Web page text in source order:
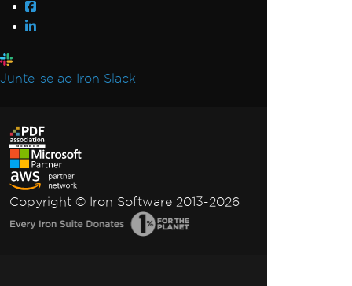
Junte-se ao Iron Slack
Copyright © Iron Software 2013-2026